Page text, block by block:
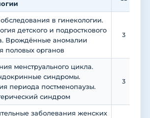
в гинекологии.
детского и подросткового
Врождённые аномалии
половых органов
3
менструального цикла.
синдромы.
периода постменопаузы.
синдром
3
заболевания женских